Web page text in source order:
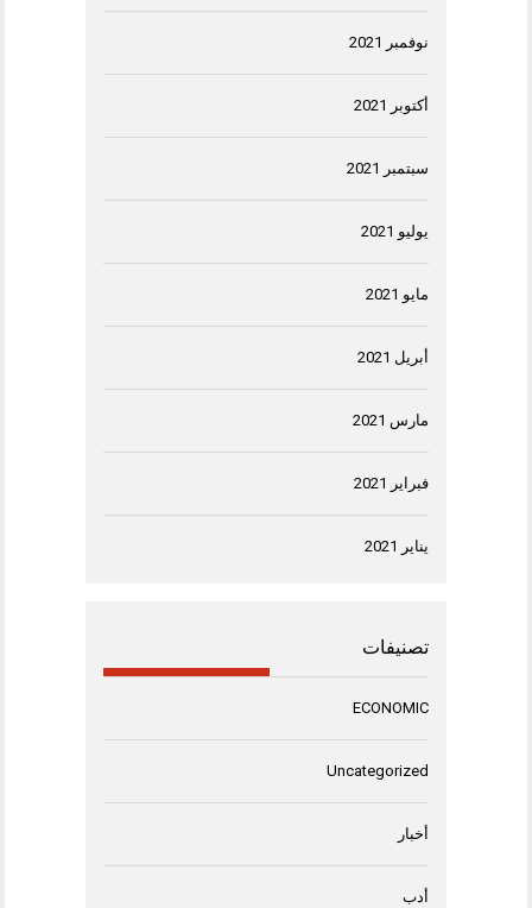
نوفمبر 2021
أكتوبر 2021
سبتمبر 2021
يوليو 2021
مايو 2021
أبريل 2021
مارس 2021
فبراير 2021
يناير 2021
تصنيفات
ECONOMIC
Uncategorized
أخبار
أدب